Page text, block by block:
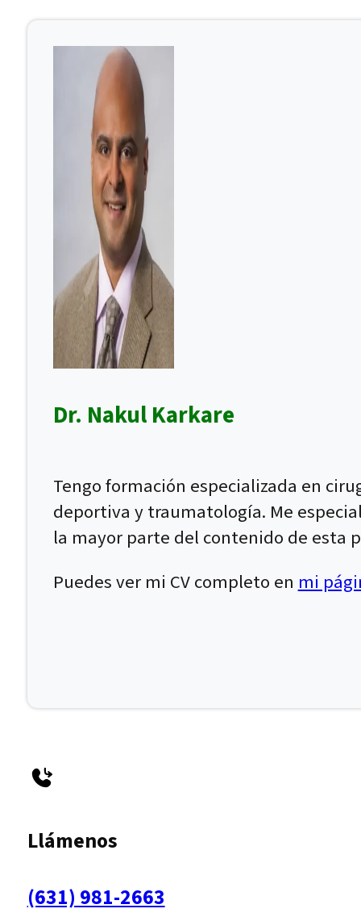
Dr. Nakul Karkare
Tengo formación especializada en
deportiva y traumatología. Me
la mayor parte del contenido de esta
Puedes ver mi CV completo en mi
Llámenos
(631) 981-2663